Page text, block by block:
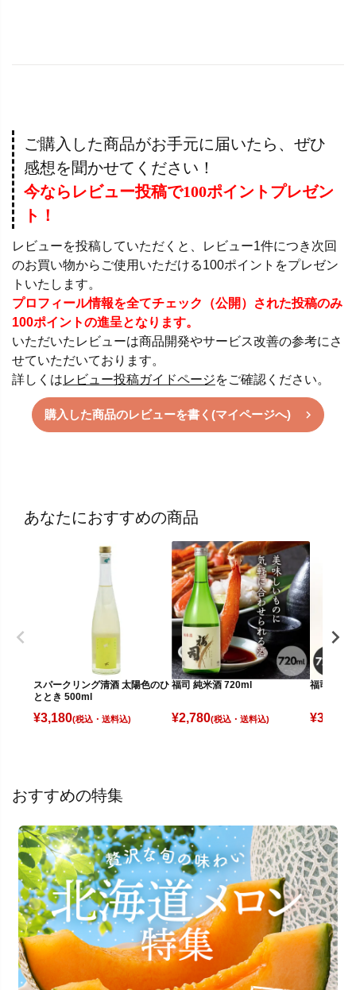
ご購入した商品がお手元に届いたら、ぜひ
感想を聞かせてください！
今ならレビュー投稿で100ポイントプレゼン
ト！
レビューを投稿していただくと、レビュー1件につき次回
のお買い物からご使用いただける100ポイントをプレゼン
トいたします。
プロフィール情報を全てチェック（公開）された投稿のみ
100ポイントの進呈となります。
いただいたレビューは商品開発やサービス改善の参考にさ
せていただいております。
詳しくはレビュー投稿ガイドページをご確認ください。
購入した商品のレビューを書く(マイページへ)
あなたにおすすめの商品
スパークリング清酒 太陽色のひ
ととき 500ml
¥3,180(税込)
福司 純米酒 720ml
¥2,780(税込)
福司 純米
¥3,480
おすすめの特集